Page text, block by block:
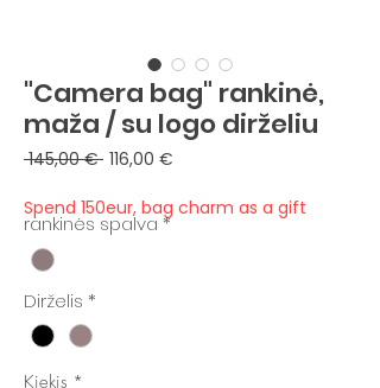
"Camera bag" rankinė,
maža / su logo dirželiu
145,00 € Įprastinė
116,00 €
Spend 150eur, bag charm as a gift
rankinės spalva *
Dirželis *
Kiekis *